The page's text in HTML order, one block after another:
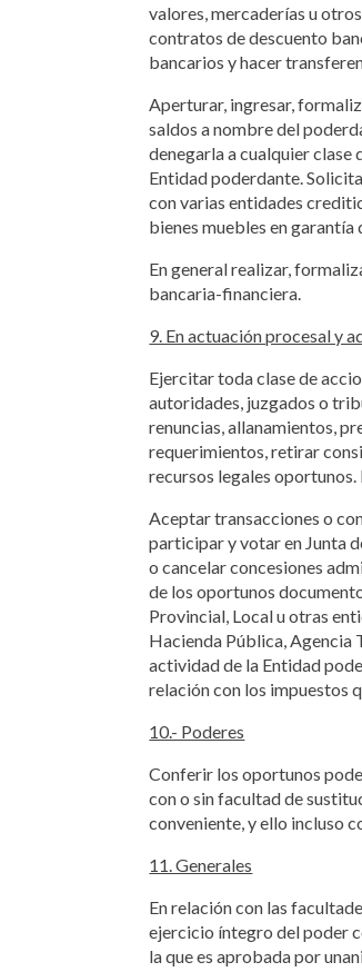
valores, mercaderías u
contratos de descuento
bancarios y hacer
Aperturar, ingresar,
saldos a nombre del
denegarla a cualquier clase
Entidad poderdante.
con varias entidades
bienes muebles en
En general realizar,
bancaria-financiera.
9. En actuación procesal y
Ejercitar toda clase de
autoridades, juzgados o
renuncias, allanamientos,
requerimientos, retirar
recursos legales
Aceptar transacciones o
participar y votar en Junta
o cancelar concesiones
de los oportunos
Provincial, Local u otras
Hacienda Pública, Agencia
actividad de la Entidad
relación con los impuestos
10.- Poderes
Conferir los oportunos
con o sin facultad de
conveniente, y ello incluso
11. Generales
En relación con las
ejercicio íntegro del poder
la que es aprobada por